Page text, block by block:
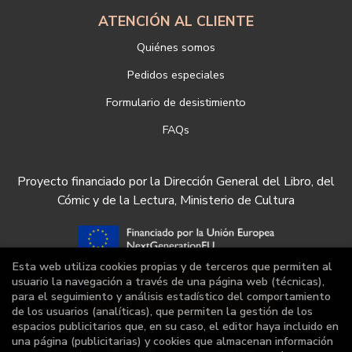
ATENCIÓN AL CLIENTE
Quiénes somos
Pedidos especiales
Formulario de desistimiento
FAQs
Proyecto financiado por la Dirección General del Libro, del
Cómic y de la Lectura, Ministerio de Cultura
Esta web utiliza cookies propias y de terceros que permiten al
usuario la navegación a través de una página web (técnicas),
para el seguimiento y análisis estadístico del comportamiento
de los usuarios (analíticas), que permiten la gestión de los
espacios publicitarios que, en su caso, el editor haya incluido en
una página (publicitarias) y cookies que almacenan información